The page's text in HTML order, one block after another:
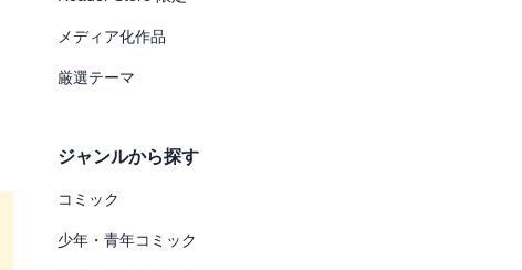
メディア化作品
厳選テーマ
ジャンルから探す
コミック
少年・青年コミック